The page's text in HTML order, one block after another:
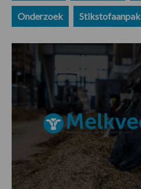
Onderzoek Stikstofaanpak